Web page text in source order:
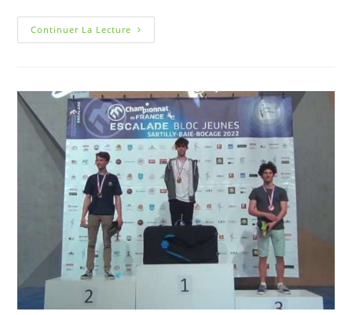
Continuer La Lecture